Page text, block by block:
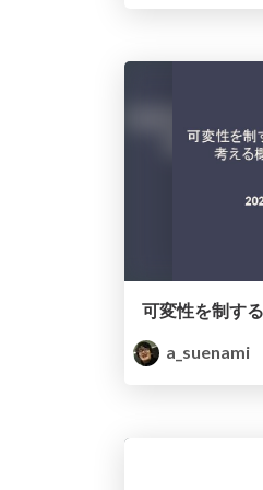
a_suenami